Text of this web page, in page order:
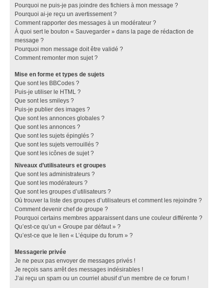
Pourquoi ne puis-je pas joindre des fichiers à mon message ?
Pourquoi ai-je reçu un avertissement ?
Comment rapporter des messages à un modérateur ?
À quoi sert le bouton « Sauvegarder » dans la page de rédaction de
message ?
Pourquoi mon message doit être validé ?
Comment remonter mon sujet ?
Mise en forme et types de sujets
Que sont les BBCodes ?
Puis-je utiliser le HTML ?
Que sont les smileys ?
Puis-je publier des images ?
Que sont les annonces globales ?
Que sont les annonces ?
Que sont les sujets épinglés ?
Que sont les sujets verrouillés ?
Que sont les icônes de sujet ?
Niveaux d’utilisateurs et groupes
Que sont les administrateurs ?
Que sont les modérateurs ?
Que sont les groupes d’utilisateurs ?
Où trouver la liste des groupes d’utilisateurs et comment les rejoindre ?
Comment devenir chef de groupe ?
Pourquoi certains membres apparaissent dans une couleur différente ?
Qu’est-ce qu’un « Groupe par défaut » ?
Qu’est-ce que le lien « L’équipe du forum » ?
Messagerie privée
Je ne peux pas envoyer de messages privés !
Je reçois sans arrêt des messages indésirables !
J’ai reçu un spam ou un courriel abusif d’un membre de ce forum !